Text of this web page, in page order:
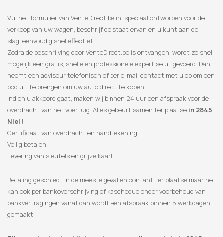
Vul het formulier van VenteDirect.be in, speciaal ontworpen voor de
verkoop van uw wagen, beschrijf de staat ervan en u kunt aan de
slag! eenvoudig snel effectief.
Zodra de beschrijving door VenteDirect.be is ontvangen, wordt zo snel
mogelijk een gratis, snelle en professionele expertise uitgevoerd. Dan
neemt een adviseur telefonisch of per e-mail contact met u op om een
​​bod uit te brengen om uw auto direct te kopen.
Indien u akkoord gaat, maken wij binnen 24 uur een afspraak voor de
overdracht van het voertuig. Alles gebeurt samen ter plaatse in 2845
Niel !
Certificaat van overdracht en handtekening
Veilig betalen
Levering van sleutels en grijze kaart
Betaling geschiedt in de meeste gevallen contant ter plaatse maar het
kan ook per bankoverschrijving of kascheque onder voorbehoud van
bankvertragingen vanaf dan wordt een afspraak binnen 5 werkdagen
gemaakt.